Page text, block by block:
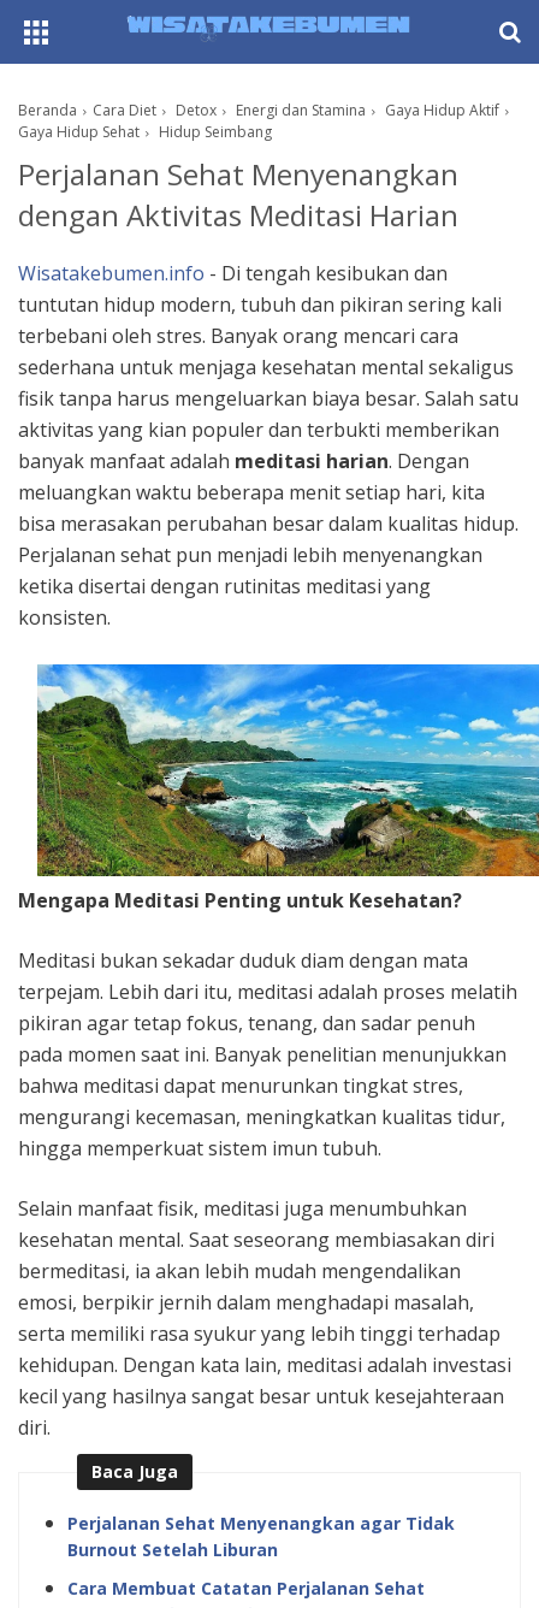
Beranda Cara Diet Detox Energi dan Stamina
Gaya Hidup Aktif
Gaya Hidup Sehat
Hidup Seimbang
Perjalanan Sehat Menyenangkan
dengan Aktivitas Meditasi Harian
Wisatakebumen.info - Di tengah kesibukan dan
tuntutan hidup modern, tubuh dan pikiran sering kali
terbebani oleh stres. Banyak orang mencari cara
sederhana untuk menjaga kesehatan mental sekaligus
fisik tanpa harus mengeluarkan biaya besar. Salah satu
aktivitas yang kian populer dan terbukti memberikan
banyak manfaat adalah meditasi harian. Dengan
meluangkan waktu beberapa menit setiap hari, kita
bisa merasakan perubahan besar dalam kualitas hidup.
Perjalanan sehat pun menjadi lebih menyenangkan
ketika disertai dengan rutinitas meditasi yang
konsisten.
Mengapa Meditasi Penting untuk Kesehatan?
Meditasi bukan sekadar duduk diam dengan mata
terpejam. Lebih dari itu, meditasi adalah proses melatih
pikiran agar tetap fokus, tenang, dan sadar penuh
pada momen saat ini. Banyak penelitian menunjukkan
bahwa meditasi dapat menurunkan tingkat stres,
mengurangi kecemasan, meningkatkan kualitas tidur,
hingga memperkuat sistem imun tubuh.
Selain manfaat fisik, meditasi juga menumbuhkan
kesehatan mental. Saat seseorang membiasakan diri
bermeditasi, ia akan lebih mudah mengendalikan
emosi, berpikir jernih dalam menghadapi masalah,
serta memiliki rasa syukur yang lebih tinggi terhadap
kehidupan. Dengan kata lain, meditasi adalah investasi
kecil yang hasilnya sangat besar untuk kesejahteraan
diri.
Baca Juga
Perjalanan Sehat Menyenangkan agar Tidak
Burnout Setelah Liburan
Cara Membuat Catatan Perjalanan Sehat